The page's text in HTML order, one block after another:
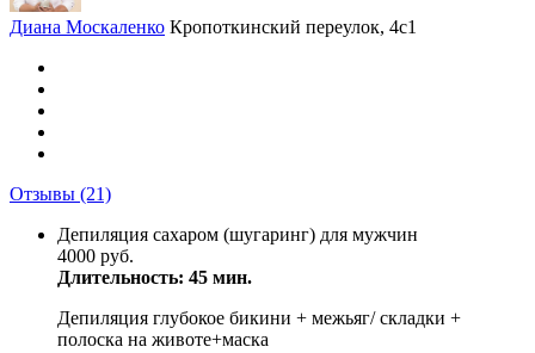
Диана Москаленко Кропоткинский переулок, 4с1
Отзывы (21)
Депиляция сахаром (шугаринг) для мужчин
4000 руб.
Длительность: 45 мин.
Депиляция глубокое бикини + межьяг/ складки +
полоска на животе+маска